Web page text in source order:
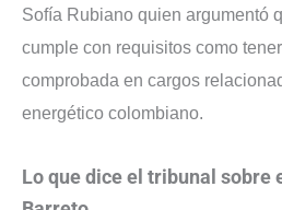
Sofía Rubiano quien argumentó
cumple con requisitos como
comprobada en cargos
energético colombiano.
Lo que dice el tribunal sobre